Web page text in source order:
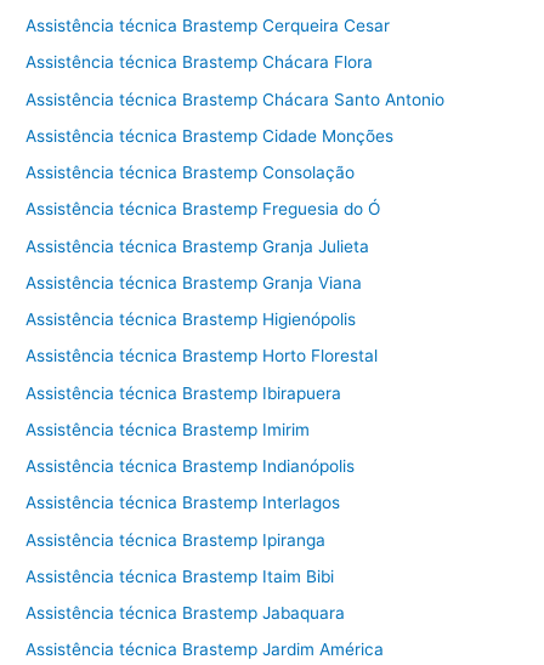
Assistência técnica Brastemp Cerqueira Cesar
Assistência técnica Brastemp Chácara Flora
Assistência técnica Brastemp Chácara Santo Antonio
Assistência técnica Brastemp Cidade Monções
Assistência técnica Brastemp Consolação
Assistência técnica Brastemp Freguesia do Ó
Assistência técnica Brastemp Granja Julieta
Assistência técnica Brastemp Granja Viana
Assistência técnica Brastemp Higienópolis
Assistência técnica Brastemp Horto Florestal
Assistência técnica Brastemp Ibirapuera
Assistência técnica Brastemp Imirim
Assistência técnica Brastemp Indianópolis
Assistência técnica Brastemp Interlagos
Assistência técnica Brastemp Ipiranga
Assistência técnica Brastemp Itaim Bibi
Assistência técnica Brastemp Jabaquara
Assistência técnica Brastemp Jardim América